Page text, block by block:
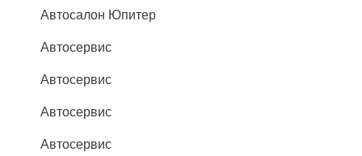
Автосалон Юпитер
Автосервис
Автосервис
Автосервис
Автосервис